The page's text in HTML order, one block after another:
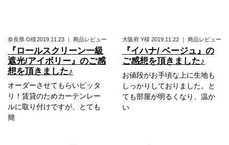
奈良県 O様2019.11.23 ｜ 商品レビュー
『ロールスクリーン一級
遮光/アイボリー』のご感
想を頂きました♪
オーダーさせてもらいピッタ
リ！賃貸のためカーテンレー
ルに取り付けですが、とても
簡
大阪府 Y様 2019.11.22 ｜ 商品レビュー
『イハナ/ ベージュ』の
ご感想を頂きました♪
お値段がお手頃な上に生地も
しっかりしておりました。と
ても部屋が明るくなり、温か
い